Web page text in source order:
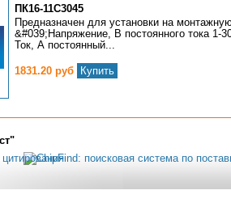
ПК16-11С3045
Предназначен для установки на
&#039;Напряжение, В постоянного тока 1-
Ток, А постоянный...
1831.20 руб Купить